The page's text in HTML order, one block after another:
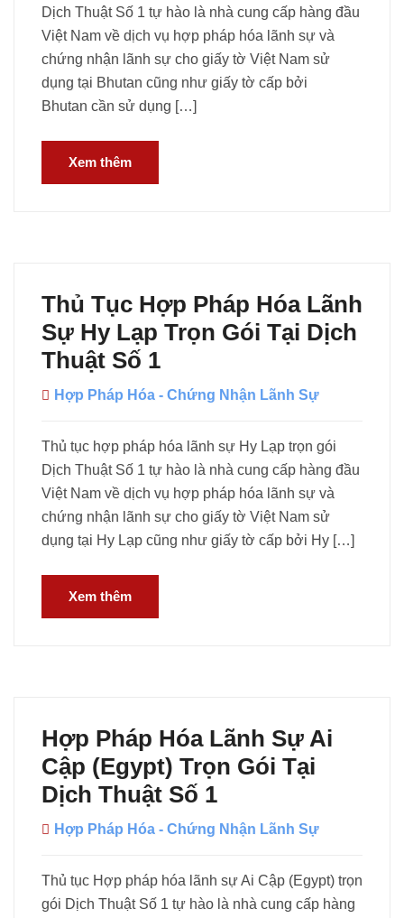
Dịch Thuật Số 1 tự hào là nhà cung cấp hàng đầu
Việt Nam về dịch vụ hợp pháp hóa lãnh sự và
chứng nhận lãnh sự cho giấy tờ Việt Nam sử
dụng tại Bhutan cũng như giấy tờ cấp bởi
Bhutan cần sử dụng […]
Xem thêm
Thủ Tục Hợp Pháp Hóa Lãnh
Sự Hy Lạp Trọn Gói Tại Dịch
Thuật Số 1
Hợp Pháp Hóa - Chứng Nhận Lãnh Sự
Thủ tục hợp pháp hóa lãnh sự Hy Lạp trọn gói
Dịch Thuật Số 1 tự hào là nhà cung cấp hàng đầu
Việt Nam về dịch vụ hợp pháp hóa lãnh sự và
chứng nhận lãnh sự cho giấy tờ Việt Nam sử
dụng tại Hy Lạp cũng như giấy tờ cấp bởi Hy […]
Xem thêm
Hợp Pháp Hóa Lãnh Sự Ai
Cập (Egypt) Trọn Gói Tại
Dịch Thuật Số 1
Hợp Pháp Hóa - Chứng Nhận Lãnh Sự
Thủ tục Hợp pháp hóa lãnh sự Ai Cập (Egypt) trọn
gói Dịch Thuật Số 1 tự hào là nhà cung cấp hàng